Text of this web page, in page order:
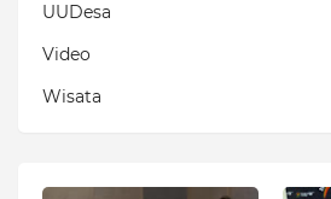
UUDesa
Video
Wisata